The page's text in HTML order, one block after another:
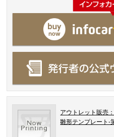
アウトレット販売
雛形テンプレート-